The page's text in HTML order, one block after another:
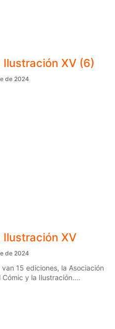
XV (6)
de 2024
Ilustración XV
de 2024
15 ediciones, la Asociación
Cómic y la Ilustración....